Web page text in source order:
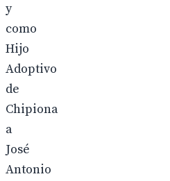
y
como
Hijo
Adoptivo
de
Chipiona
a
José
Antonio